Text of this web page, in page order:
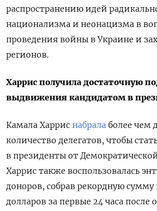
распространению идей
национализма и неонацизма в
проведения войны в Украине и
регионов.
Харрис получила достаточную
выдвижения кандидатом в
Камала Харрис набрала более чем
количество делегатов, чтобы
в президенты от
Харрис также воспользовалась
доноров, собрав рекордную
долларов за первые 24 часа после